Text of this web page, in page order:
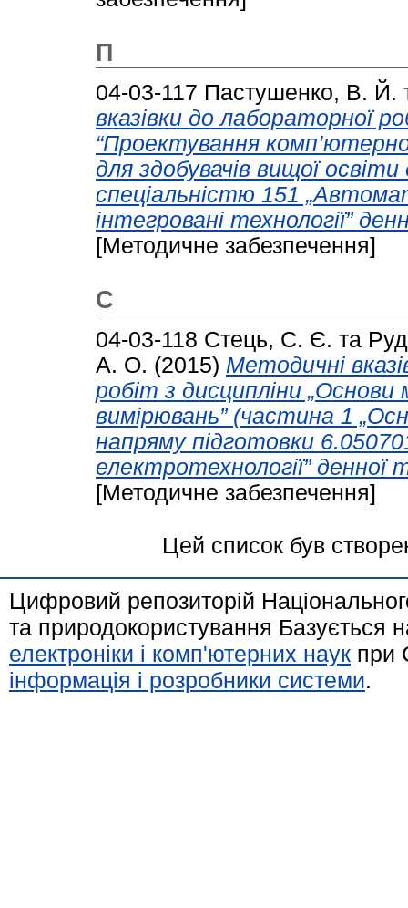
П
04-03-117 Пастушенко, В. Й.
вказівки до лабораторної
“Проектування
для здобувачів вищої
спеціальністю 151
інтегровані технології”
[Методичне забезпечення]
С
04-03-118 Стець, С. Є. та
А. О. (2015) Методичні
робіт з дисципліни
вимірювань” (частина 1
напряму підготовки
електротехнології”
[Методичне забезпечення]
Цей список був
Цифровий репозиторій
та природокористування Базується
електроніки і комп'ютерних наук при
інформація і розробники системи.